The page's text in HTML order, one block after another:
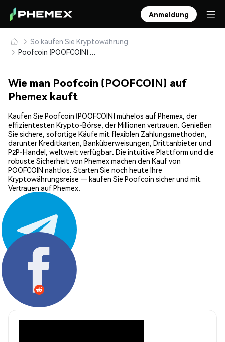
Anmeldung
So kaufen Sie Kryptowährung
Poofcoin (POOFCOIN) sicher kaufen und speichern
Wie man Poofcoin (POOFCOIN) auf
Phemex kauft
Kaufen Sie Poofcoin (POOFCOIN) mühelos auf Phemex, der
effizientesten Krypto-Börse, der Millionen vertrauen. Genießen
Sie sichere, sofortige Käufe mit flexiblen Zahlungsmethoden,
darunter Kreditkarten, Banküberweisungen, Drittanbieter und
P2P-Handel, weltweit verfügbar. Die intuitive Plattform und die
robuste Sicherheit von Phemex machen den Kauf von
POOFCOIN nahtlos. Starten Sie noch heute Ihre
Kryptowährungsreise — kaufen Sie Poofcoin sicher und mit
Vertrauen auf Phemex.
Teilen: